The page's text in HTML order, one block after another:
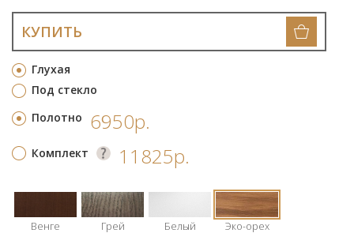
Глухая
Под стекло
КУПИТЬ
Полотно 6950р.
Комплект 11825р.
Венге Грей Белый Эко-орех